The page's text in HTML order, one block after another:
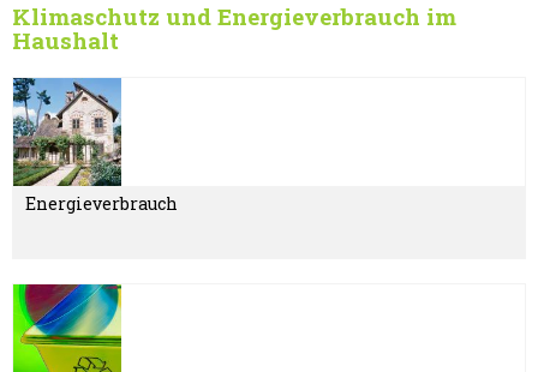
Klimaschutz und Energieverbrauch im
Haushalt
Energieverbrauch